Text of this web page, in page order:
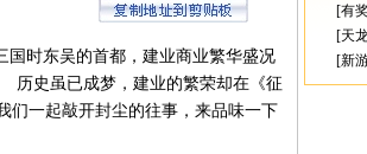
时东吴的首都，建业商业繁华盛况
历史虽已成梦，建业的繁荣却在《征
们一起敲开封尘的往事，来品味一下
[有
[天
[新